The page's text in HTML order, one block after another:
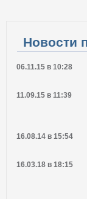
Новости
06.11.15 в 10:28
11.09.15 в 11:39
16.08.14 в 15:54
16.03.18 в 18:15